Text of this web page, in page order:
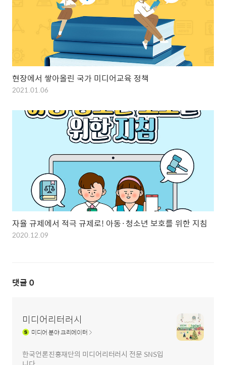
현장에서 쌓아올린 국가 미디어교육 정책
2021.01.06
자율 규제에서 적극 규제로! 아동·청소년 보호를 위한 지침
2020.12.09
댓글 0
미디어리터러시
미디어분야 크리에이터
한국언론진흥재단의 미디어리터러시 전문 SNS입